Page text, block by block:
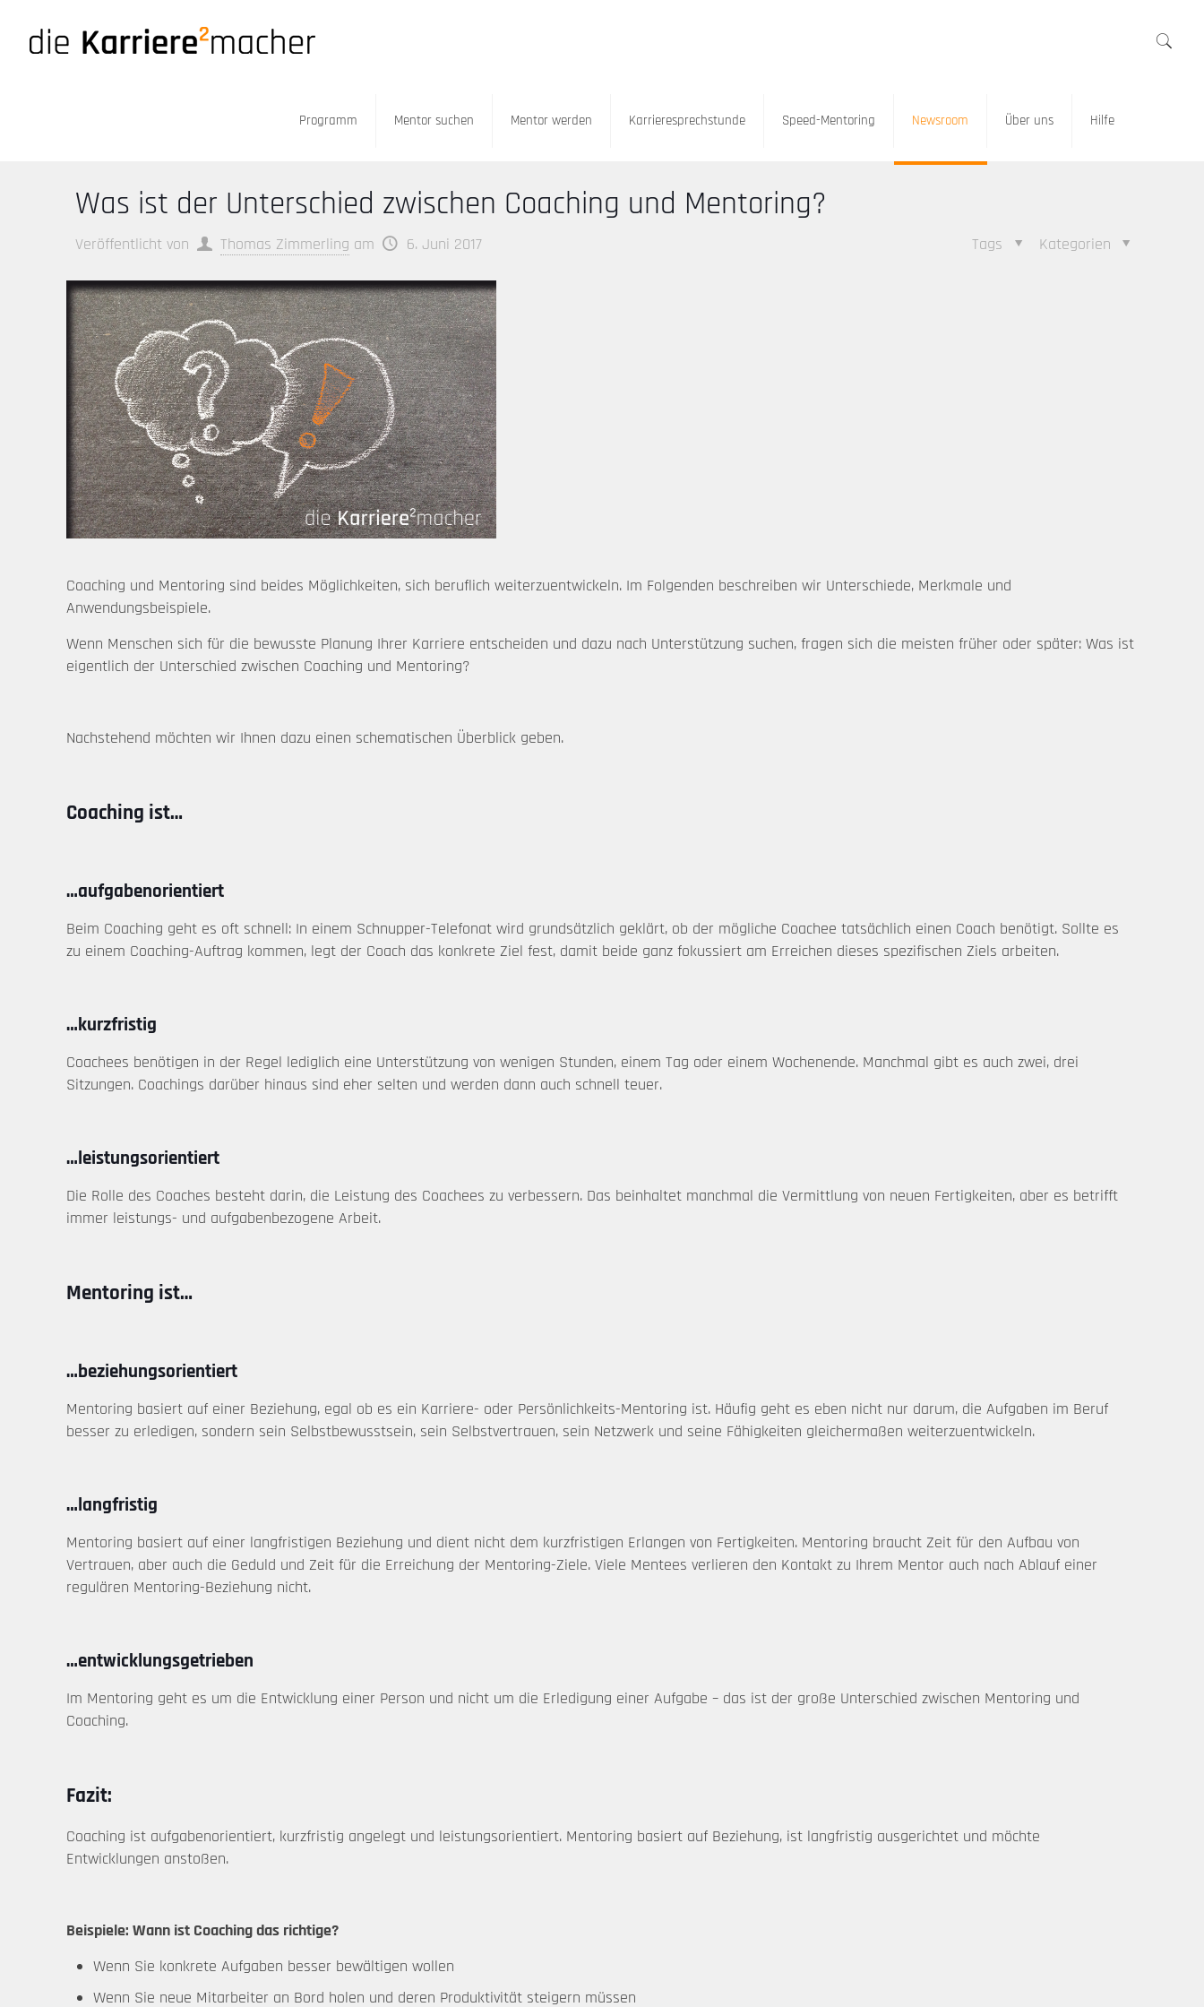
Programm Mentor suchen Mentor werden Karrieresprechstunde Speed-Mentoring Newsroom Über uns Hilfe
Was ist der Unterschied zwischen Coaching und Mentoring?
Veröffentlicht von Thomas Zimmerling am 6. Juni 2017 Kategorien
Tags
Coaching und Mentoring sind beides Möglichkeiten, sich beruflich weiterzuentwickeln. Im Folgenden beschreiben wir Unterschiede, Merkmale und
Anwendungsbeispiele.
Wenn Menschen sich für die bewusste Planung Ihrer Karriere entscheiden und dazu nach Unterstützung suchen, fragen sich die meisten früher oder später: Was ist
eigentlich der Unterschied zwischen Coaching und Mentoring?
Nachstehend möchten wir Ihnen dazu einen schematischen Überblick geben.
Coaching ist…
…aufgabenorientiert
Beim Coaching geht es oft schnell: In einem Schnupper-Telefonat wird grundsätzlich geklärt, ob der mögliche Coachee tatsächlich einen Coach benötigt. Sollte es
zu einem Coaching-Auftrag kommen, legt der Coach das konkrete Ziel fest, damit beide ganz fokussiert am Erreichen dieses spezifischen Ziels arbeiten.
…kurzfristig
Coachees benötigen in der Regel lediglich eine Unterstützung von wenigen Stunden, einem Tag oder einem Wochenende. Manchmal gibt es auch zwei, drei
Sitzungen. Coachings darüber hinaus sind eher selten und werden dann auch schnell teuer.
…leistungsorientiert
Die Rolle des Coaches besteht darin, die Leistung des Coachees zu verbessern. Das beinhaltet manchmal die Vermittlung von neuen Fertigkeiten, aber es betrifft
immer leistungs- und aufgabenbezogene Arbeit.
Mentoring ist…
…beziehungsorientiert
Mentoring basiert auf einer Beziehung, egal ob es ein Karriere- oder Persönlichkeits-Mentoring ist. Häufig geht es eben nicht nur darum, die Aufgaben im Beruf
besser zu erledigen, sondern sein Selbstbewusstsein, sein Selbstvertrauen, sein Netzwerk und seine Fähigkeiten gleichermaßen weiterzuentwickeln.
…langfristig
Mentoring basiert auf einer langfristigen Beziehung und dient nicht dem kurzfristigen Erlangen von Fertigkeiten. Mentoring braucht Zeit für den Aufbau von
Vertrauen, aber auch die Geduld und Zeit für die Erreichung der Mentoring-Ziele. Viele Mentees verlieren den Kontakt zu Ihrem Mentor auch nach Ablauf einer
regulären Mentoring-Beziehung nicht.
…entwicklungsgetrieben
Im Mentoring geht es um die Entwicklung einer Person und nicht um die Erledigung einer Aufgabe – das ist der große Unterschied zwischen Mentoring und
Coaching.
Fazit:
Coaching ist aufgabenorientiert, kurzfristig angelegt und leistungsorientiert. Mentoring basiert auf Beziehung, ist langfristig ausgerichtet und möchte
Entwicklungen anstoßen.
Beispiele: Wann ist Coaching das richtige?
Wenn Sie konkrete Aufgaben besser bewältigen wollen
Wenn Sie neue Mitarbeiter an Bord holen und deren Produktivität steigern müssen